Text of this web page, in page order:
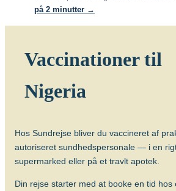
I nogle lande er der en øget
få tyfus via vand eller
dårlige hygiejniske forhold.
form af injektion eller kapsler.
Vaccine til injektion gives
før afrejse.
Vaccine som kapsler: Sidste
på 2 minutter →
Vaccinationer til
Nigeria
Hos Sundrejse bliver du vaccineret af
autoriseret sundhedspersonale — i en
supermarked eller på et travlt apotek.
Din rejse starter med at booke en tid hos